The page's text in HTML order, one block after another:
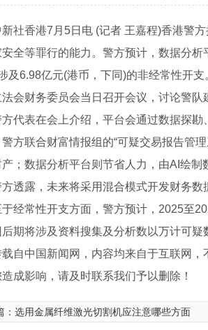
香港7月5日电 (记者 王嘉程)香港警方
全等罪行的能力。警方预计，数据分
及6.98亿元(港币，下同)的非经常性开支
财务委员会当日召开会议，讨论警队
表在会上介绍，平台会通过数据探勘
警方联合财富情报组的“可疑交易报告管
；数据分析平台则节省人力，由AI绘制
露，未来将采用混合模式开发财务数
常性开支方面，警方预计，2025至
期将涉及资料搜集及分析数以万计可
自中国新闻网，内容均来自于互联网
成影响，请及时联系我们予以删除！
： 选用金属纤维激光切割机应注意哪些方面